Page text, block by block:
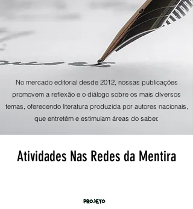
No mercado editorial desde 2012, nossas publicações
promovem a reflexão e o diálogo sobre os mais diversos
temas, oferecendo literatura produzida por autores nacionais,
que entretêm e estimulam áreas do saber.
Atividades Nas Redes da Mentira